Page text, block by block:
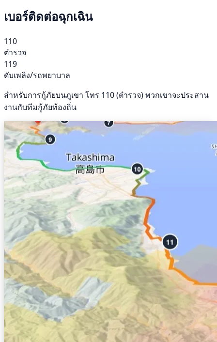
เบอร์ติดต่อฉุกเฉิน
110
ตำรวจ
119
ดับเพลิง/รถพยาบาล
สำหรับการกู้ภัยบนภูเขา โทร 110 (ตำรวจ) พวกเขาจะประสาน
งานกับทีมกู้ภัยท้องถิ่น